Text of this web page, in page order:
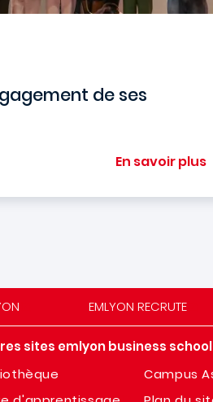
de ses
En savoir plus
EMLYON RECRUTE
sites emlyon business school
Campus